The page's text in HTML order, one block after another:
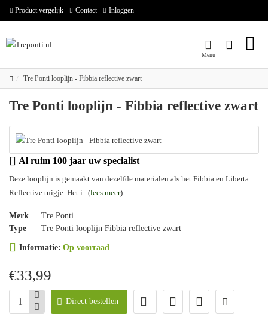
Product vergelijk Contact Inloggen
Tre Ponti looplijn - Fibbia reflective zwart
Tre Ponti looplijn - Fibbia reflective zwart
Al ruim 100 jaar uw specialist
Deze looplijn is gemaakt van dezelfde materialen als het Fibbia en Liberta
Reflective tuigje. Het i...(lees meer)
Merk
Tre Ponti
Type
Tre Ponti looplijn Fibbia reflective zwart
Informatie: Op voorraad
€33,99
Direct bestellen